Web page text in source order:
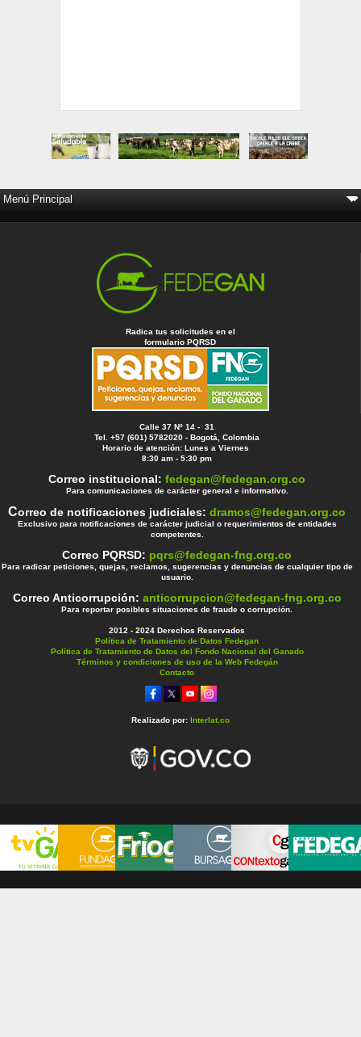
Radica tus solicitudes en el
formulario PQRSD
Calle 37 Nº 14 - 31
Tel. +57 (601) 5782020 - Bogotá, Colombia
Horario de atención: Lunes a Viernes
8:30 am - 5:30 pm
Correo institucional:fedegan@fedegan.org.co
Para comunicaciones de carácter general e informativo.
Correo de notificaciones judiciales:dramos@fedegan.org.co
Exclusivo para notificaciones de carácter judicial o requerimientos de entidades
competentes.
Correo PQRSD: pqrs@fedegan-fng.org.co
Para radicar peticiones, quejas, reclamos, sugerencias y denuncias de cualquier tipo de
usuario.
Correo Anticorrupción: anticorrupcion@fedegan-fng.org.co
Para reportar posibles situaciones de fraude o corrupción.
2012 - 2024 Derechos Reservados
Política de Tratamiento de Datos Fedegan
Política de Tratamiento de Datos del Fondo Nacional del Ganado
Términos y condiciones de uso de la Web Fedegán
Contacto
Realizado por: Interlat.co